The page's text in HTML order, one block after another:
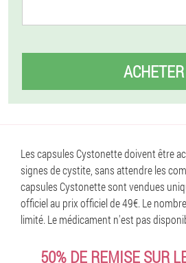
ACHETER
Les capsules Cystonette doivent être
signes de cystite, sans attendre les
capsules Cystonette sont vendues
officiel au prix officiel de 49€. Le
limité. Le médicament n'est pas
50% DE REMISE SUR